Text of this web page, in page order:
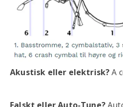
Akustisk eller elektrisk?A